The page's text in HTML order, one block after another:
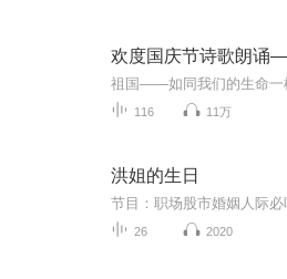
欢度国庆节诗歌朗诵
116 11万
洪姐的生日
26 2020